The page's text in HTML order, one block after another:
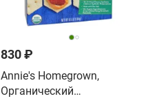
830 ₽
Annie's Homegrown,
Органический